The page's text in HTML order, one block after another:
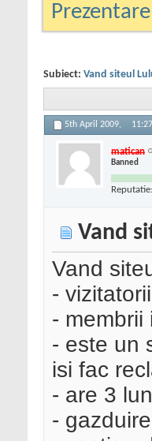
Subiect: Vand siteul
5th April 2009, 11:27
matican
Banned
Reputatie:
Vand
Vand
- vizitatorii
- membrii
- este un
isi fac
- are 3
-